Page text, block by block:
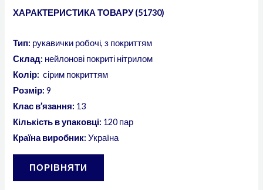
ХАРАКТЕРИСТИКА ТОВАРУ (51730)
Тип: рукавички робочі, з покриттям
Склад: нейлонові покриті нітрилом
Колір: сірим покриттям
Розмір: 9
Клас в’язання: 13
Кількість в упаковці: 120 пар
Країна виробник: Україна
ПОРІВНЯТИ